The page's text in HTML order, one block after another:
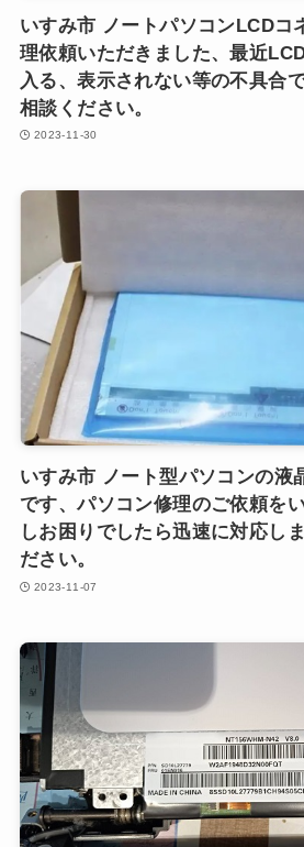
いすみ市 ノートパソコンLCDコ
理依頼いただきました、最近
入る、表示されない等の不具合
相談ください。
2023-11-30
いすみ市 ノート型パソコンの液
です、パソコン修理のご依頼を
しお困りでしたら迅速に対応し
ださい。
2023-11-07